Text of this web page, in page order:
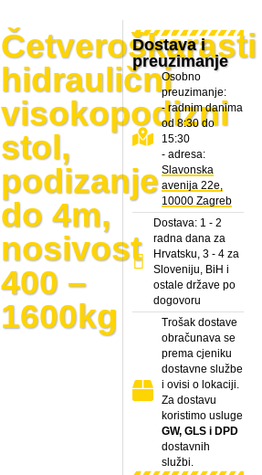
Četveroškarasti
hidraulični
visokopodizni
stol,
podizanje
do 4m,
nosivost
400 –
1600kg
Dostava i
preuzimanje
Osobno
preuzimanje:
- radnim danima
od 8:30 do
15:30
- adresa:
Slavonska
avenija 22e,
10000 Zagreb
Dostava: 1 - 2
radna dana za
Hrvatsku, 3 - 4 za
Sloveniju, BiH i
ostale države po
dogovoru
Trošak dostave
obračunava se
prema cjeniku
dostavne službe
i ovisi o lokaciji.
Za dostavu
koristimo usluge
GW, GLS i DPD
dostavnih
službi.